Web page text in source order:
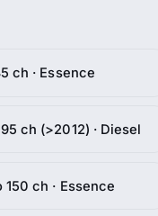
ch · Essence
ch (>2012) · Diesel
150 ch · Essence